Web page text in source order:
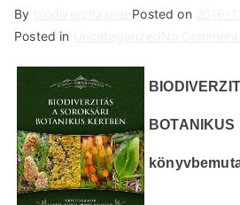
By Posted on
Posted in